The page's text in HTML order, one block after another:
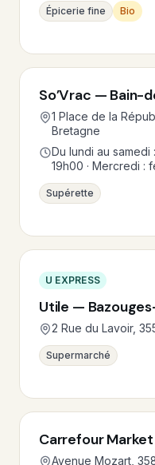
Épicerie fine Bio
So’Vrac — Bain-
1 Place de la
Bretagne
Du lundi au samedi
19h00 · Mercredi :
Supérette
U EXPRESS
Utile —
2 Rue du Lavoir,
Supermarché
Carrefour
Avenue Mozart,